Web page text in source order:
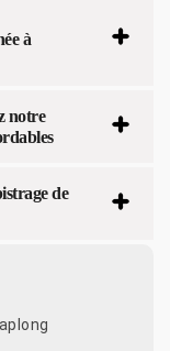
à
notre
de